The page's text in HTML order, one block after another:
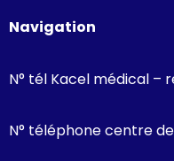
Navigation
N° tél Kacel médical –
N° téléphone centre